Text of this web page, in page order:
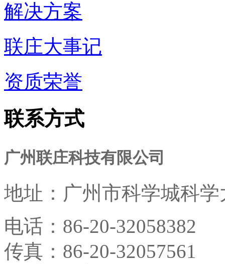
解决方案
联庄大事记
资质荣誉
联系方式
广州联庄科技有限公司
地址： 广州市科学城科
电话： 86-20-32058382
传真： 86-20-32057561